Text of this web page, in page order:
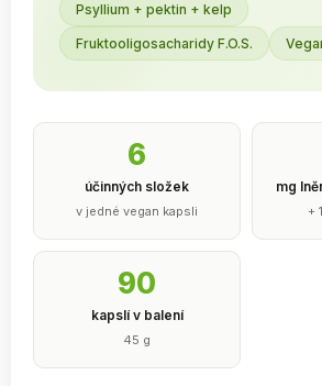
Psyllium + pektin + kelp
Fruktooligosacharidy F.O.S.
6
účinných složek
v jedné vegan kapsli
mg
+
90
kapslí v balení
45 g